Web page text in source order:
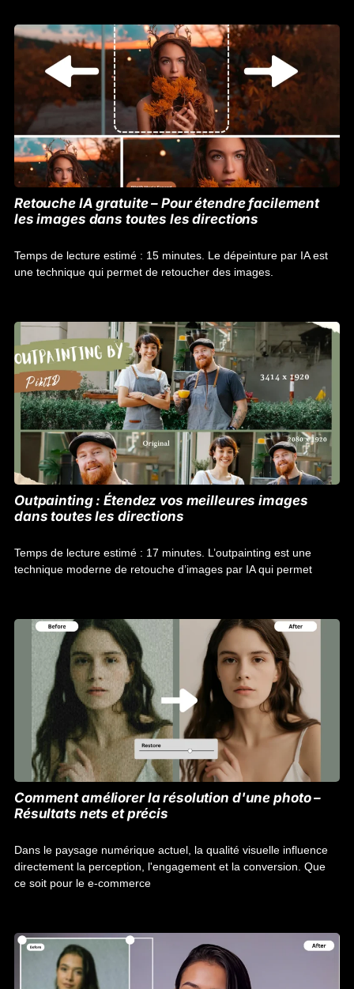
Retouche IA gratuite – Pour étendre facilement
les images dans toutes les directions
Temps de lecture estimé : 15 minutes. Le dépeinture par IA est
une technique qui permet de retoucher des images.
Outpainting : Étendez vos meilleures images
dans toutes les directions
Temps de lecture estimé : 17 minutes. L’outpainting est une
technique moderne de retouche d’images par IA qui permet
Comment améliorer la résolution d'une photo –
Résultats nets et précis
Dans le paysage numérique actuel, la qualité visuelle influence
directement la perception, l'engagement et la conversion. Que
ce soit pour le e-commerce